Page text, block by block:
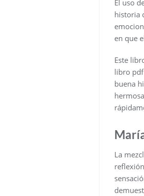
El uso
historia
en que
Este
libro
buena
La